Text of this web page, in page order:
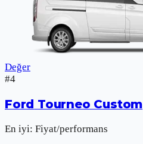
Değer
#4
Ford Tourneo Custom
En iyi: Fiyat/performans